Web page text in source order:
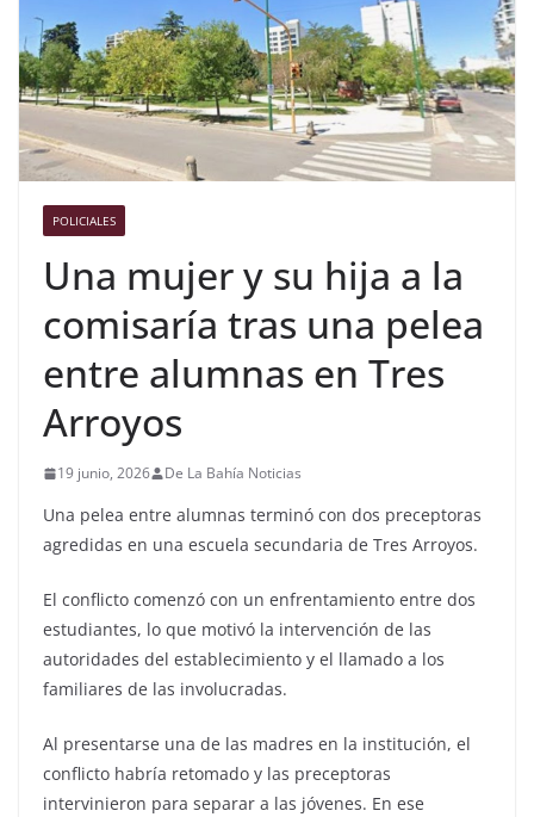
POLICIALES
Una mujer y su hija a la
comisaría tras una pelea
entre alumnas en Tres
Arroyos
19 junio, 2026 De La Bahía Noticias
Una pelea entre alumnas terminó con dos preceptoras
agredidas en una escuela secundaria de Tres Arroyos.
El conflicto comenzó con un enfrentamiento entre dos
estudiantes, lo que motivó la intervención de las
autoridades del establecimiento y el llamado a los
familiares de las involucradas.
Al presentarse una de las madres en la institución, el
conflicto habría retomado y las preceptoras
intervinieron para separar a las jóvenes. En ese